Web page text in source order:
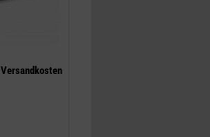
Versandkosten